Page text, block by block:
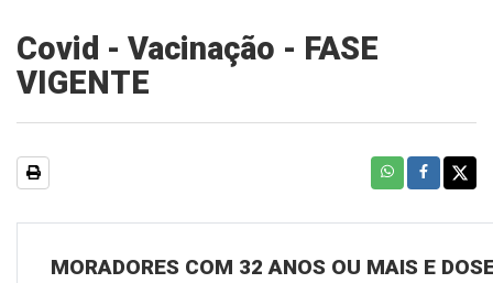
Covid - Vacinação - FASE
VIGENTE
MORADORES COM 32 ANOS OU MAIS E